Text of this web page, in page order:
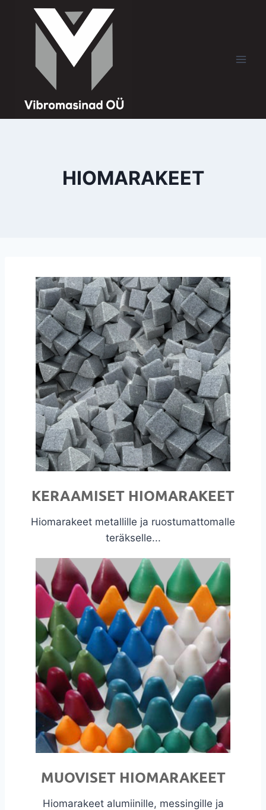
HIOMARAKEET
KERAAMISET HIOMARAKEET
Hiomarakeet metallille ja ruostumattomalle
teräkselle...
MUOVISET HIOMARAKEET
Hiomarakeet alumiinille, messingille ja